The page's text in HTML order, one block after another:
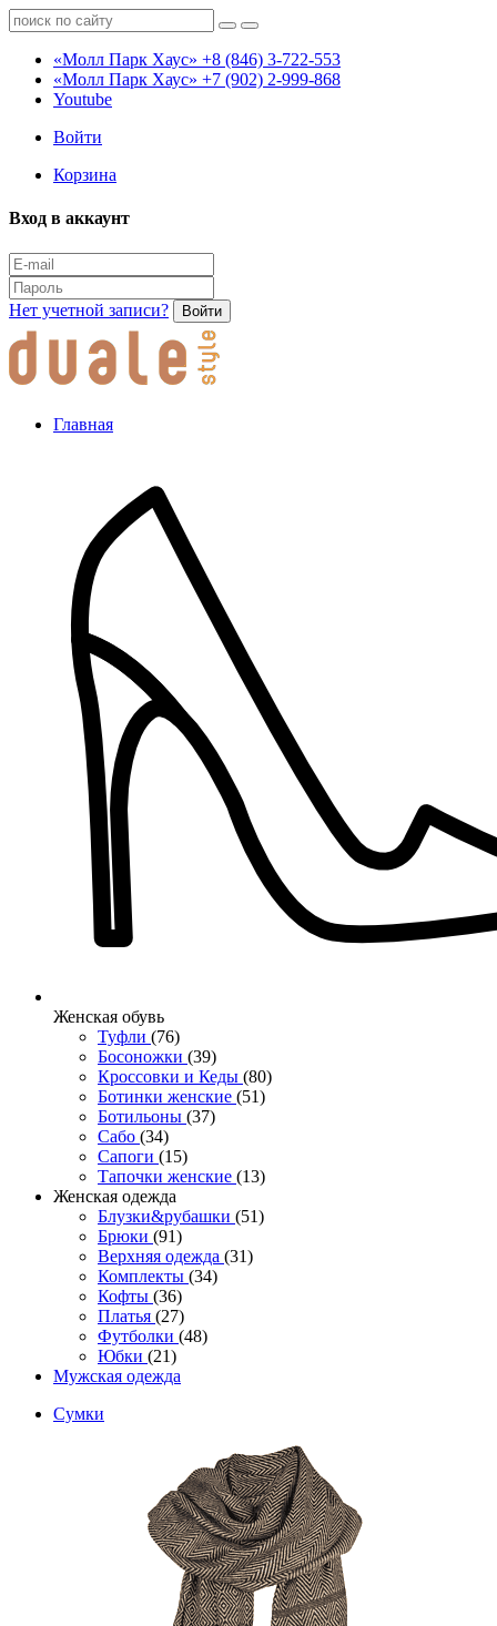
«Молл Парк Хаус» +8 (846) 3-722-553
«Молл Парк Хаус» +7 (902) 2-999-868
Youtube
Войти
Корзина
Вход в аккаунт
Нет учетной записи? Войти
Главная
Женcкая обувь
Туфли (76)
Босоножки (39)
Кроссовки и Кеды (80)
Ботинки женские (51)
Ботильоны (37)
Сабо (34)
Сапоги (15)
Тапочки женские (13)
Женская одежда
Блузки&рубашки (51)
Брюки (91)
Верхняя одежда (31)
Комплекты (34)
Кофты (36)
Платья (27)
Футболки (48)
Юбки (21)
Мужская одежда
Сумки